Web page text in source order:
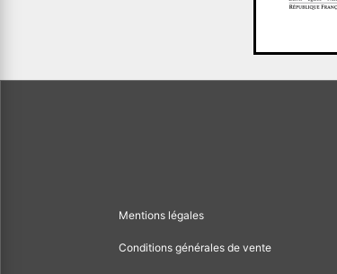
Mentions légales
Conditions générales de vente